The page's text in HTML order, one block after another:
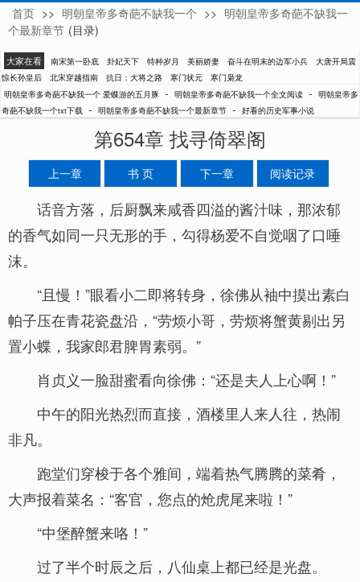
爱蝶游的五月豚
首页 >> 明朝皇帝多奇葩不缺我一个 >> 明朝皇帝多奇葩不缺我一
个最新章节 (目录)
大家在看 南宋第一卧底 卦妃天下 特种岁月 美丽娇妻 奋斗在明末的边军小兵
大唐开局震
惊长孙皇后
北宋穿越指南 抗日：大将之路 寒门状元
寒门枭龙
明朝皇帝多奇葩不缺我一个 爱蝶游的五月豚 - 明朝皇帝多奇葩不缺我一个全文阅读 - 明朝皇帝多
奇葩不缺我一个txt下载 - 明朝皇帝多奇葩不缺我一个最新章节 - 好看的历史军事小说
第654章 找寻倚翠阁
上一章 书 页 下一章 阅读记录
话音方落，后厨飘来咸香四溢的酱汁味，那浓郁
的香气如同一只无形的手，勾得杨爱不自觉咽了口唾
沫。
“且慢！”眼看小二即将转身，徐佛从袖中摸出素白
帕子压在青花瓷盘沿，“劳烦小哥，劳烦将蟹黄剔出另
置小蝶，我家郎君脾胃素弱。”
肖贞义一脸甜蜜看向徐佛：“还是夫人上心啊！”
中午的阳光热烈而直接，酒楼里人来人往，热闹
非凡。
跑堂们穿梭于各个雅间，端着热气腾腾的菜肴，
大声报着菜名：“客官，您点的炝虎尾来啦！”
“中堡醉蟹来咯！”
过了半个时辰之后，八仙桌上都已经是光盘。